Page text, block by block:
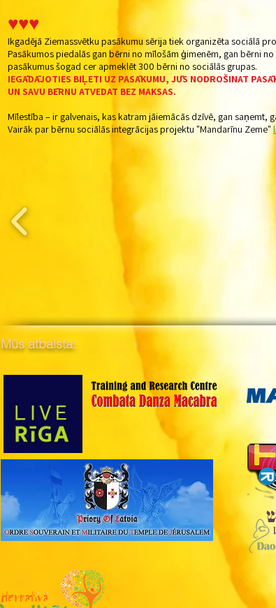
♥♥♥
Ikgadējā Ziemassvētku pasākumu sērija tiek organizēta sociālā
Pasākumos piedalās gan bērni no mīlošām ģimenēm, gan bērni
pasākumus šogad cer apmeklēt 300 bērni no sociālās grupas.
IEGĀDĀJOTIES BIĻETI UZ PASĀKUMU, JŪS NODROŠINAT
UN SAVU BĒRNU ATVEDAT BEZ MAKSAS.
Mīlestība – ir galvenais, kas katram jāiemācās dzīvē, gan saņemt,
Vairāk par bērnu sociālās integrācijas projektu "Mandarīnu Zeme"
Mūs atbalsta: